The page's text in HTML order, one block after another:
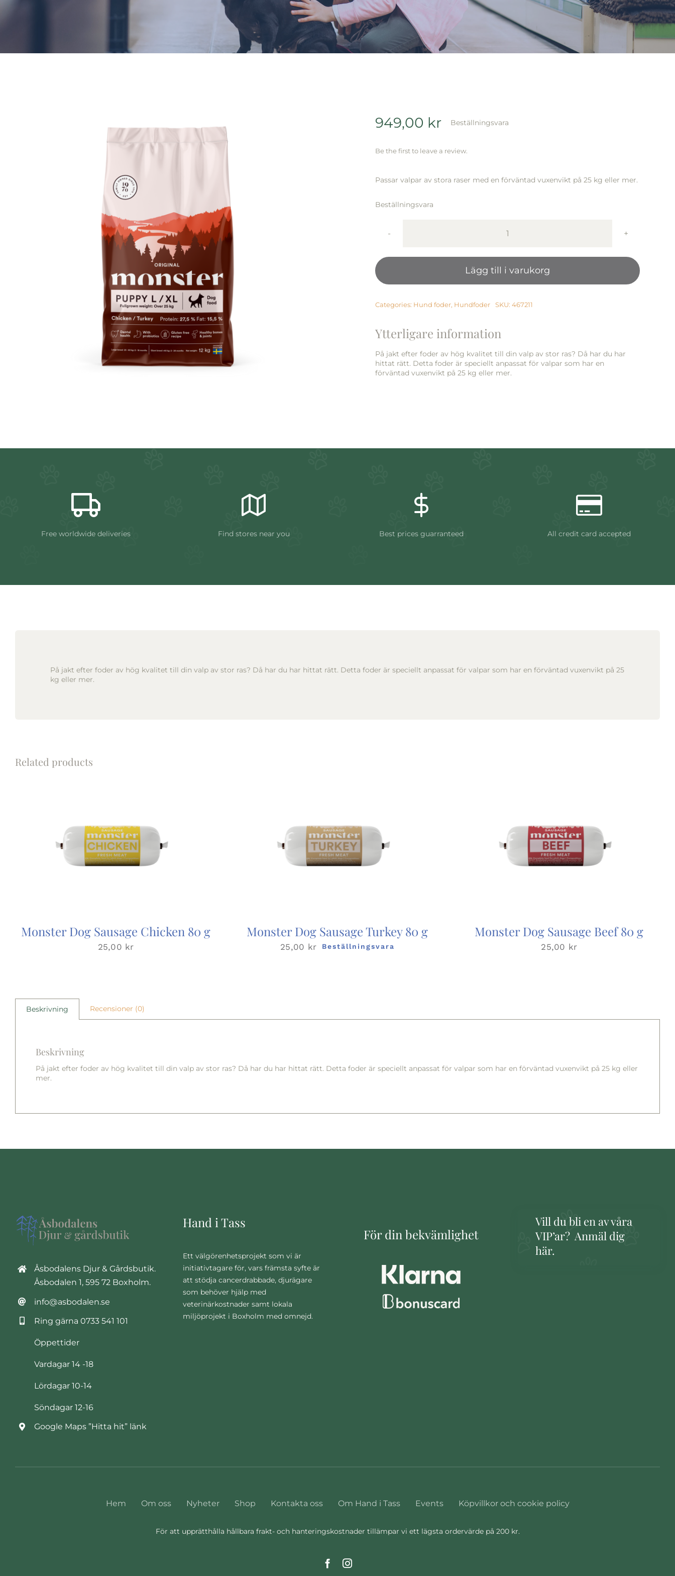
949,00 kr Beställningsvara
Be the first to leave a review.
Passar valpar av stora raser med en förväntad vuxenvikt på 25 kg eller mer.
Beställningsvara
Monster
Orig.
Puppy
L/XL
12
Lägg till i varukorg
Categories: Hund foder, Hundfoder SKU: 467211
Ytterligare information
På jakt efter foder av hög kvalitet till din valp av stor ras? Då har du har
hittat rätt. Detta foder är speciellt anpassat för valpar som har en
förväntad vuxenvikt på 25 kg eller mer.
Free worldwide deliveries Find stores near you Best prices guarranteed All credit card accepted
På jakt efter foder av hög kvalitet till din valp av stor ras? Då har du har hittat rätt. Detta foder är speciellt anpassat för valpar som har en förväntad vuxenvikt på 25
kg eller mer.
Related products
Monster Dog Sausage Chicken 80 g
25,00 kr
Monster Dog Sausage Turkey 80 g
25,00 kr Beställningsvara
Monster Dog Sausage Beef 80 g
25,00 kr
Beskrivning Recensioner (0)
Beskrivning
På jakt efter foder av hög kvalitet till din valp av stor ras? Då har du har hittat rätt. Detta foder är speciellt anpassat för valpar som har en förväntad vuxenvikt på 25 kg eller
mer.
Åsbodalens Djur & Gårdsbutik.
Åsbodalen 1, 595 72 Boxholm.
info@asbodalen.se
Ring gärna 0733 541 101
Öppettider
Vardagar 14 -18
Lördagar 10-14
Söndagar 12-16
Google Maps ”Hitta hit” länk
Hand i Tass
Ett välgörenhetsprojekt som vi är
initiativtagare för, vars främsta syfte är
att stödja cancerdrabbade, djurägare
som behöver hjälp med
veterinärkostnader samt lokala
miljöprojekt i Boxholm med omnejd.
För din bekvämlighet
Vill du bli en av våra
VIP’ar? Anmäl dig
här.
Hem Om oss Nyheter Shop Kontakta oss Om Hand i Tass Events Köpvillkor och cookie policy
För att upprätthålla hållbara frakt- och hanteringskostnader tillämpar vi ett lägsta ordervärde på 200 kr.